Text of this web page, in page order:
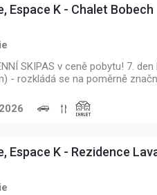
Espace K - Chalet Bobech
SKIPAS v ceně pobytu! 7.
- rozkládá se na poměrně
Espace K - Rezidence